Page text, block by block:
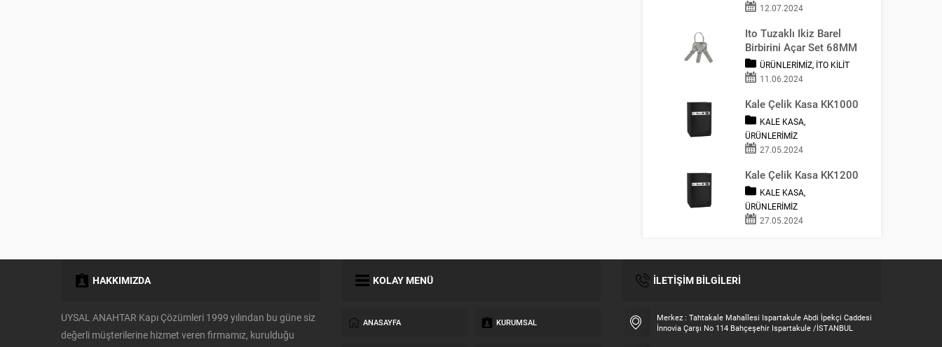
12.07.2024
Ito Tuzaklı Ikiz Barel
Birbirini Açar Set 68MM
ÜRÜNLERIMIZ, İTO KILIT
11.06.2024
Kale Çelik Kasa KK1000
KALE KASA,
ÜRÜNLERIMIZ
27.05.2024
Kale Çelik Kasa KK1200
KALE KASA,
ÜRÜNLERIMIZ
27.05.2024
HAKKIMIZDA
UYSAL ANAHTAR Kapı Çözümleri 1999 yılından bu güne siz
değerli müşterilerine hizmet veren firmamız, kurulduğu
KOLAY MENÜ
ANASAYFA KURUMSAL
İLETİŞİM BİLGİLERİ
Merkez : Tahtakale Mahallesi Ispartakule Abdi İpekçi Caddesi
İnnovia Çarşı No 114 Bahçeşehir Ispartakule /İSTANBUL